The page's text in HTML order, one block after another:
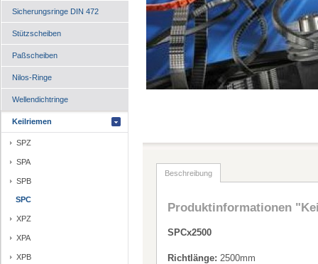
Sicherungsringe DIN 472
Stützscheiben
Paßscheiben
Nilos-Ringe
Wellendichtringe
Keilriemen
SPZ
SPA
SPB
SPC
XPZ
XPA
XPB
Beschreibung
Produktinformationen
SPCx2500
Richtlänge: 2500mm